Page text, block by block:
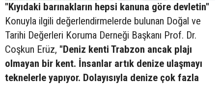
"Kıyıdaki barınakların hepsi kanuna göre devletin"
Konuyla ilgili değerlendirmelerde bulunan Doğal ve
Tarihi Değerleri Koruma Derneği Başkanı Prof. Dr.
Coşkun Erüz, "Deniz kenti Trabzon ancak plajı
olmayan bir kent. İnsanlar artık denize ulaşmayı
teknelerle yapıyor. Dolayısıyla denize çok fazla